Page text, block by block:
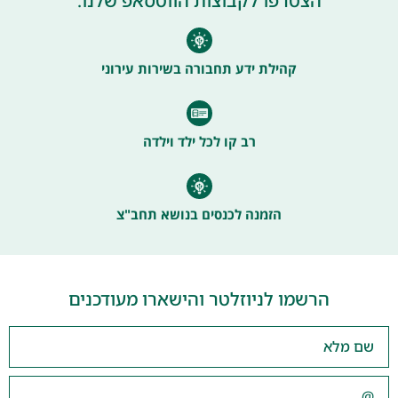
קהילת ידע תחבורה בשירות עירוני
רב קו לכל ילד וילדה
הזמנה לכנסים בנושא תחב"צ
הרשמו לניוזלטר והישארו מעודכנים